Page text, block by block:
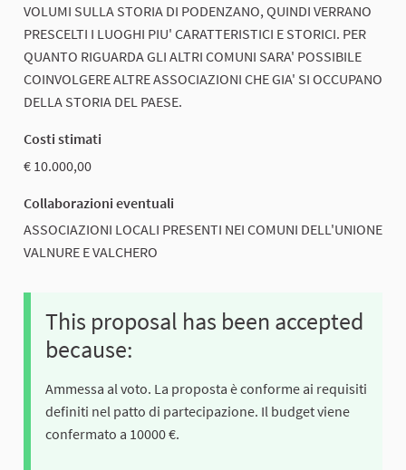
VOLUMI SULLA STORIA DI PODENZANO, QUINDI VERRANO
PRESCELTI I LUOGHI PIU' CARATTERISTICI E STORICI. PER
QUANTO RIGUARDA GLI ALTRI COMUNI SARA' POSSIBILE
COINVOLGERE ALTRE ASSOCIAZIONI CHE GIA' SI OCCUPANO
DELLA STORIA DEL PAESE.
Costi stimati
€ 10.000,00
Collaborazioni eventuali
ASSOCIAZIONI LOCALI PRESENTI NEI COMUNI DELL'UNIONE
VALNURE E VALCHERO
This proposal has been accepted
because:
Ammessa al voto. La proposta è conforme ai requisiti
definiti nel patto di partecipazione. Il budget viene
confermato a 10000 €.